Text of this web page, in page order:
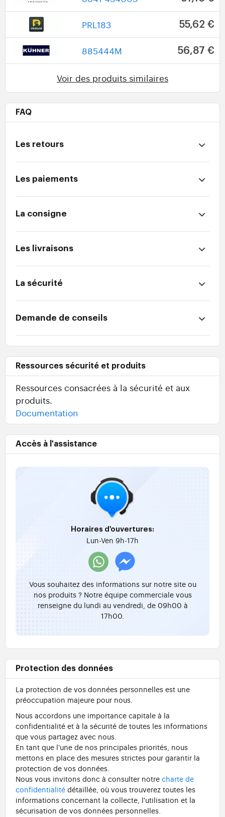
PRL183 55,62 €
885444M 56,87 €
Voir des produits similaires
FAQ
Les retours
Les paiements
La consigne
Les livraisons
La sécurité
Demande de conseils
Ressources sécurité et produits
Ressources consacrées à la sécurité et aux
produits.
Documentation
Accès à l'assistance
Horaires d'ouvertures:
Lun-Ven 9h-17h
Vous souhaitez des informations sur notre site ou
nos produits ? Notre équipe commerciale vous
renseigne du lundi au vendredi, de 09h00 à
17h00.
Protection des données
La protection de vos données personnelles est une
préoccupation majeure pour nous.
Nous accordons une importance capitale à la
confidentialité et à la sécurité de toutes les informations
que vous partagez avec nous.
En tant que l'une de nos principales priorités, nous
mettons en place des mesures strictes pour garantir la
protection de vos données.
Nous vous invitons donc à consulter notre charte de
confidentialité détaillée, où vous trouverez toutes les
informations concernant la collecte, l'utilisation et la
sécurisation de vos données personnelles.